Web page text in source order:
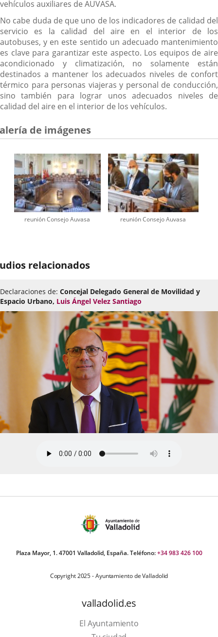
vehículos auxiliares de AUVASA.
No cabe duda de que uno de los indicadores de calidad del
servicio es la calidad del aire en el interior de los
autobuses, y en este sentido un adecuado mantenimiento
es clave para garantizar este aspecto. Los equipos de aire
acondicionado y climatización, no solamente están
destinados a mantener los adecuados niveles de confort
térmico para personas viajeras y personal de conducción,
sino también para lograr unos adecuados niveles de
calidad del aire en el interior de los vehículos.
de imágenes
reunión Consejo Auvasa reunión Consejo Auvasa
relacionados
Declaraciones de: Concejal Delegado General de Movilidad y
Espacio Urbano, Luis Ángel Velez Santiago
Plaza Mayor, 1. 47001 Valladolid, España. Teléfono:+34 983 426 100
Copyright 2025 - Ayuntamiento de Valladolid
valladolid.es
El Ayuntamiento